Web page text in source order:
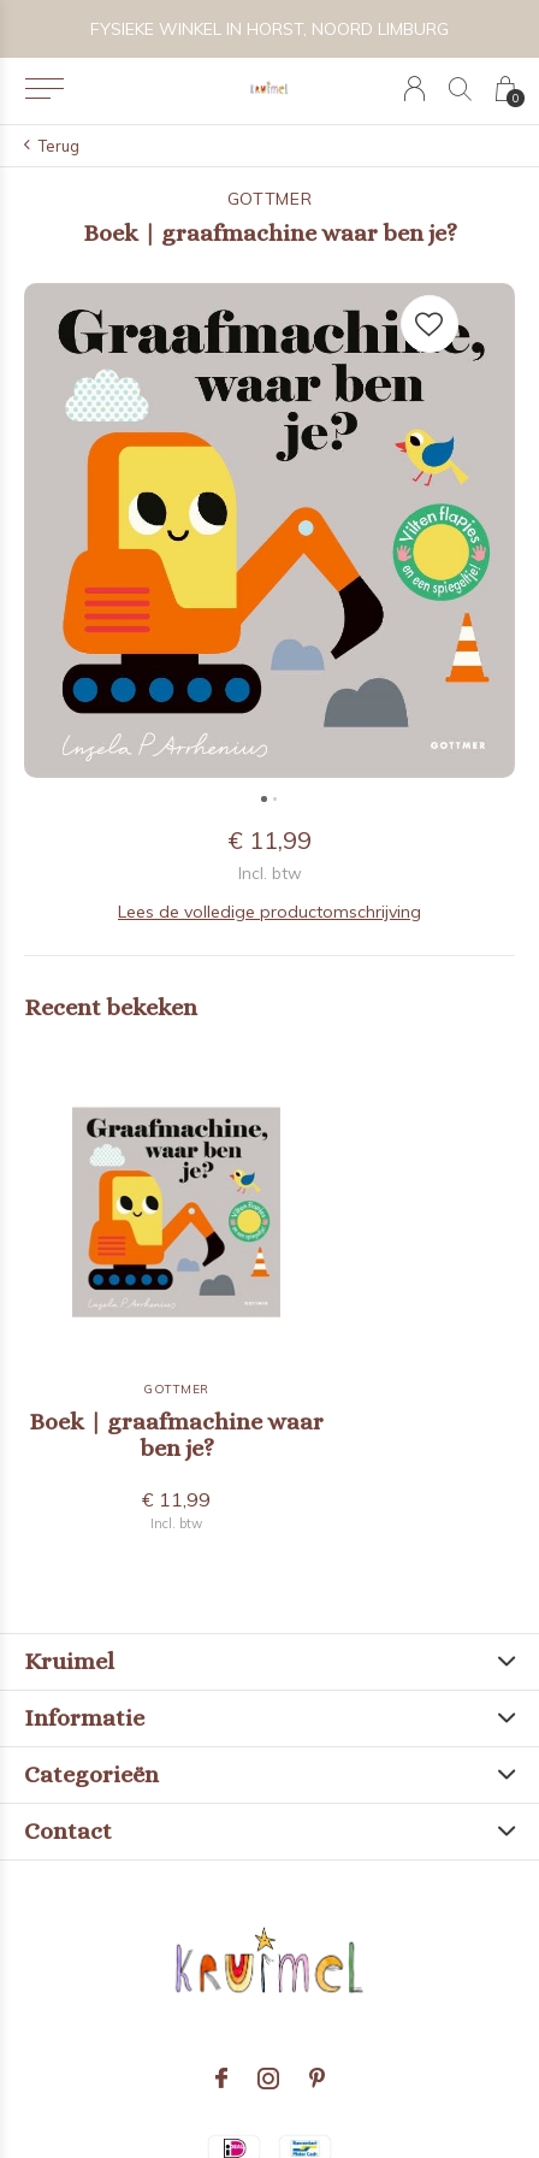
0
FYSIEKE WINKEL IN HORST, NOORD LIMBURG
Terug
GOTTMER
Boek | graafmachine waar ben je?
€ 11,99
Incl. btw
Lees de volledige productomschrijving
Recent bekeken
GOTTMER
Boek | graafmachine waar
ben je?
€ 11,99
Incl. btw
Kruimel
Informatie
Categorieën
Contact